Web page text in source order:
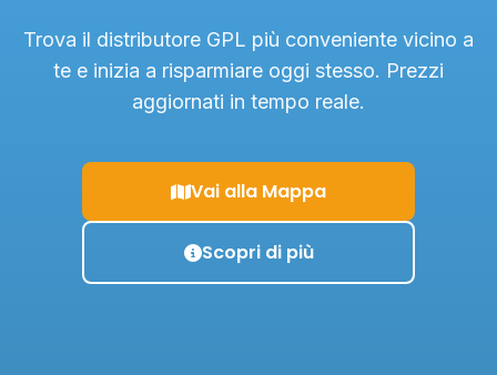
Trova il distributore GPL più conveniente vicino a
te e inizia a risparmiare oggi stesso. Prezzi
aggiornati in tempo reale.
Vai alla Mappa
Scopri di più